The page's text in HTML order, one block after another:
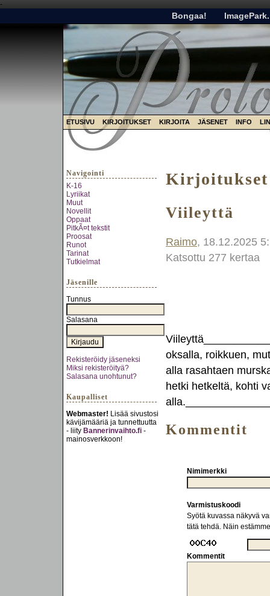
-
Bongaa!
ETUSIVU KIRJOITUKSET KIRJOITA JÄSENET INFO
Navigointi
K-16
Lyriikat
Muut
Novellit
Oppaat
PitkÃ¤t tekstit
Proosat
Runot
Tarinat
Tutkielmat
Jäsenille
Tunnus
Salasana
Rekisteröidy jäseneksi
Miksi rekisteröityä?
Salasana unohtunut?
Kaupalliset
Webmaster! Lisää sivustosi
kävijämääriä ja tunnettuutta
- liity Bannerinvaihto.fi -
mainosverkkoon!
Kirjoitukset
Viileyttä
Raimo, 18.12.2025
Katsottu 277 kertaa
oksalla, roikkuen,
alla rasahtaen
hetki hetkeltä, kohti
Kommentit
Nimimerkki
Varmistuskoodi
Syötä kuvassa näkyvä
tätä tehdä. Näin
Kommentit